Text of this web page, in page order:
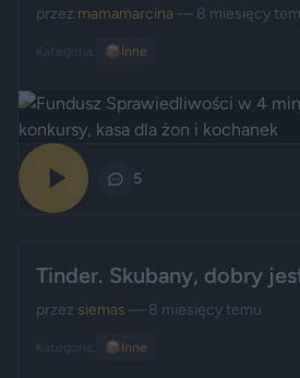
przez mamamarcina — 8 miesięcy
Kategoria: 📦 Inne
5
Tinder. Skubany, dobry
przez siemas — 8 miesięcy temu
Kategoria: 📦 Inne